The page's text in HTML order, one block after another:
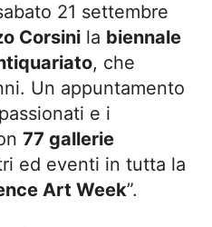
21 settembre
Corsini la biennale
, che
Un appuntamento
e i
77 gallerie
ed eventi in tutta la
Art Week”.